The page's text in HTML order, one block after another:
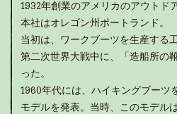
1932年創業のアメリカのアウトド
本社はオレゴン州ポートランド。
当初は、ワークブーツを生産する
第二次世界大戦中に、「造船所の
った。
1960年代には、ハイキングブーツ
モデルを発表。当時、このモデル